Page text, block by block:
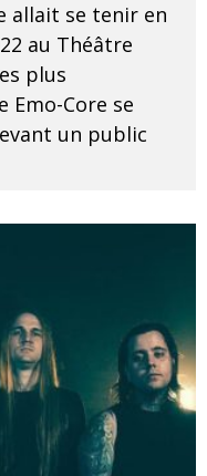
allait se tenir en
au Théâtre
plus
Core se
un public